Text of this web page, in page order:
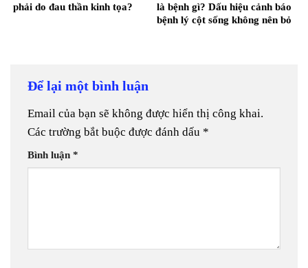
phải do đau thần kinh tọa?
là bệnh gì? Dấu hiệu cảnh báo
bệnh lý cột sống không nên bỏ
Để lại một bình luận
Email của bạn sẽ không được hiển thị công khai.
Các trường bắt buộc được đánh dấu *
Bình luận *